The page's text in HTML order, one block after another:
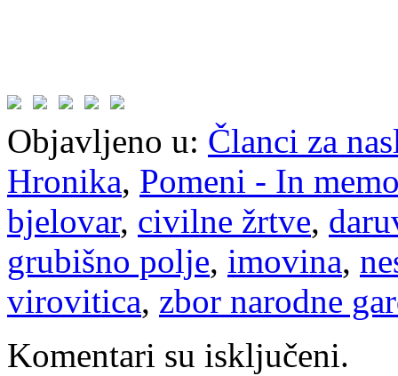
Objavljeno u: Članci za
Hronika, Pomeni - In
bjelovar, civilne žrtve,
grubišno polje, imovina,
virovitica, zbor narodne
Komentari su isključeni.